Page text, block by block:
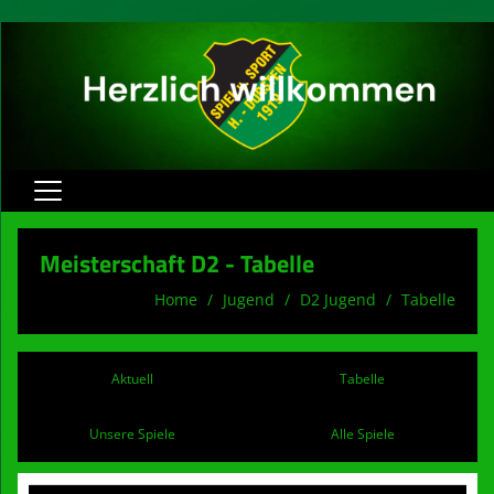
Home
Sponsoren
Meisterschaft D2 - Tabelle
Home Jugend D2 Jugend Tabelle
Aktuell Tabelle
Unsere Spiele Alle Spiele